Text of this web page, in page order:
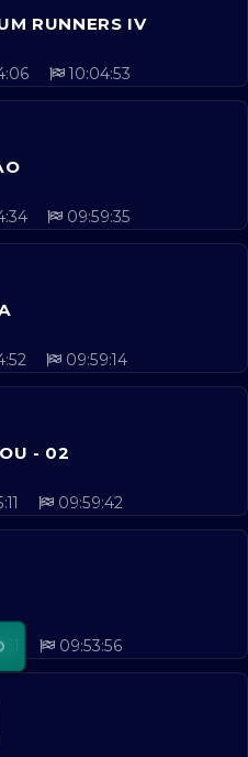
RUNNERS IV
10:04:53
09:59:35
09:59:14
- 02
09:59:42
09:53:56